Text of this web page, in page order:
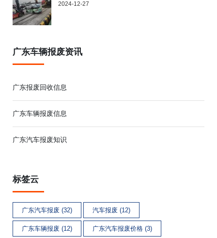
2024-12-27
广东车辆报废资讯
广东报废回收信息
广东车辆报废信息
广东汽车报废知识
标签云
广东汽车报废 (32) 汽车报废 (12)
广东车辆报废 (12) 广东汽车报废价格 (3)